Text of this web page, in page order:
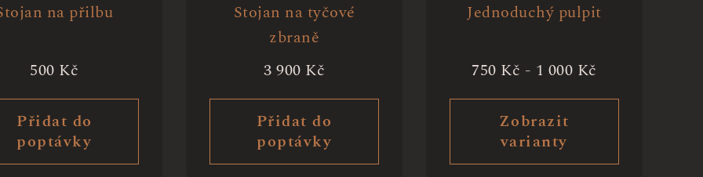
na přilbu
500 Kč
Přidat do
poptávky
Stojan na tyčové
zbraně
3 900 Kč
Přidat do
poptávky
Jednoduchý pulpit
750 Kč - 1 000 Kč
Zobrazit
varianty